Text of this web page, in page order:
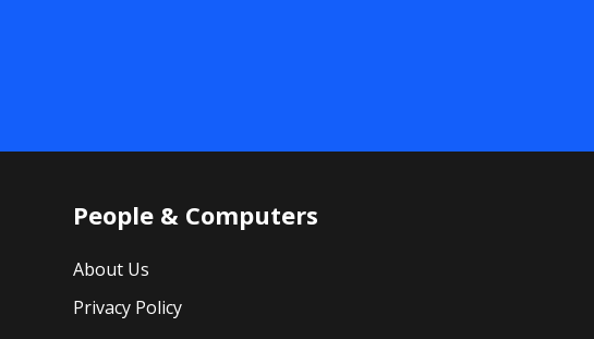
People & Computers
About Us
Privacy Policy